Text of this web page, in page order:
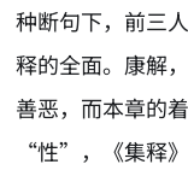
种断句下，前三
释的全面。康解
善恶，而本章的
“性”，《集释